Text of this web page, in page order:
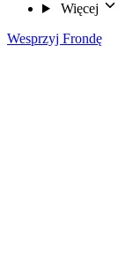
Więcej
Wesprzyj Frondę